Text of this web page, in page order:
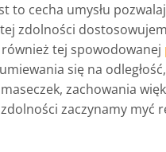
to cecha umysłu
zdolności
tej spowodowanej
się na
zachowania
zaczynamy myć